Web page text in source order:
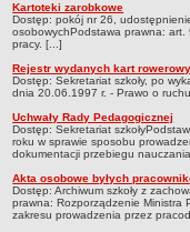
BURSA MIEJSKA
Dane podstawowe
Statut
Godziny dyżurów
Ogłoszenie
Zarządzenia
Kontrole
Kartoteki zarobkowe
Dostęp: pokój nr 26,
osobowychPodstawa prawna:
pracy. [...]
Rejestr wydanych kart
Dostęp: Sekretariat szkoły, po
dnia 20.06.1997 r. - Prawo o
Uchwały Rady Pedagogicznej
Dostęp: Sekretariat
roku w sprawie sposobu
dokumentacji przebiegu
Akta osobowe byłych
Dostęp: Archiwum szkoły z
prawna: Rozporządzenie Ministra
zakresu prowadzenia przez